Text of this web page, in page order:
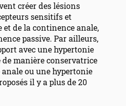
créer des lésions
sensitifs et
de la continence anale,
passive. Par ailleurs,
avec une hypertonie
manière conservatrice
ou une hypertonie
il y a plus de 20